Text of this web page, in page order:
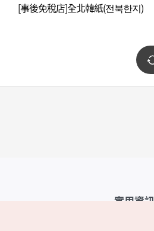
[事後免稅店]全北韓紙(전북한지)
實用資訊